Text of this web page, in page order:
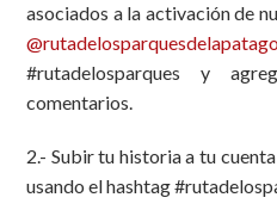
asociados a la activación de
#rutadelosparques y
comentarios.
2.- Subir tu historia a tu
usando el hashtag